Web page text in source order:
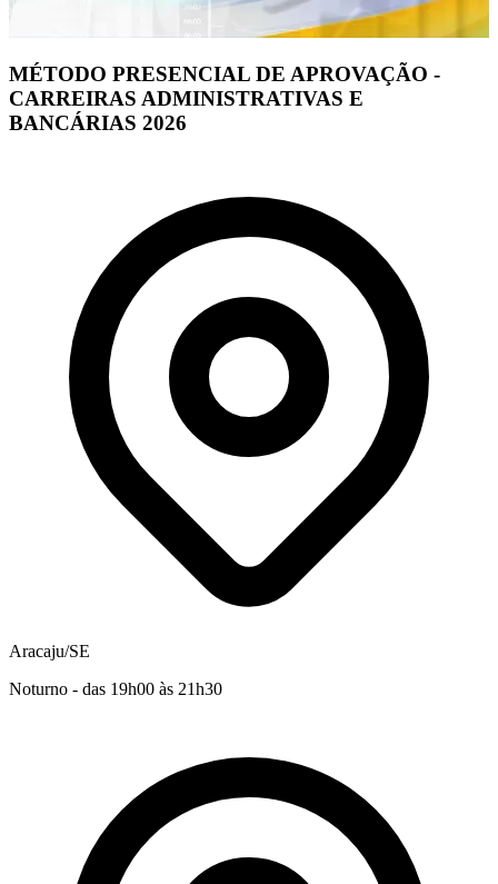
MÉTODO PRESENCIAL DE APROVAÇÃO -
CARREIRAS ADMINISTRATIVAS E
BANCÁRIAS 2026
Aracaju/SE
Noturno - das 19h00 às 21h30